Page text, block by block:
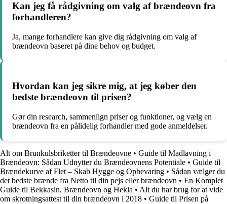
Kan jeg få rådgivning om valg af brændeovn fra
forhandleren?
Ja, mange forhandlere kan give dig rådgivning om valg af
brændeovn baseret på dine behov og budget.
Hvordan kan jeg sikre mig, at jeg køber den
bedste brændeovn til prisen?
Gør din research, sammenlign priser og funktioner, og vælg en
brændeovn fra en pålidelig forhandler med gode anmeldelser.
Alt om Brunkulsbriketter til Brændeovne • Guide til Madlavning i
Brændeovn: Sådan Udnytter du Brændeovnens Potentiale • Guide til
Brændekurve af Flet – Skab Hygge og Opbevaring • Sådan vælger du
det bedste brænde fra Netto til din pejs eller brændeovn • En Komplet
Guide til Bekkasin, Brændeovn og Hekla • Alt du har brug for at vide
om skrotningsattest til din brændeovn i 2018 • Guide til Prisen på